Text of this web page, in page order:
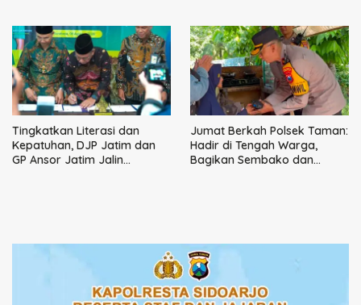
Tingkatkan Literasi dan
Kepatuhan, DJP Jatim dan
GP Ansor Jatim Jalin
Jumat Berkah Polsek Taman:
Hadir di Tengah Warga,
Bagikan Sembako dan